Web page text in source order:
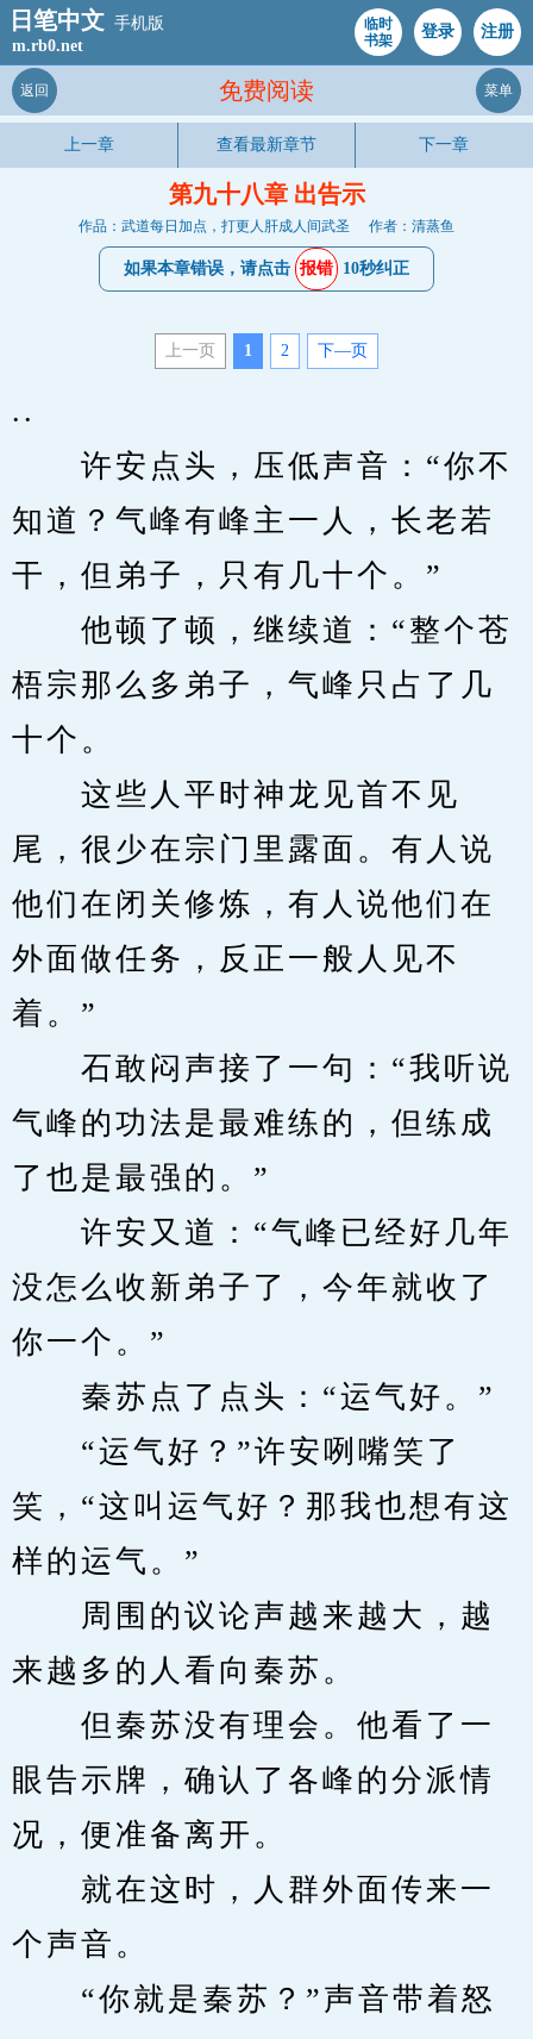
日笔中文 手机版
m.rb0.net
临时
书架
登录 注册
免费阅读
返回 菜单
上一章 查看最新章节 下一章
第九十八章 出告示
作品：武道每日加点，打更人肝成人间武圣 作者：清蒸鱼
如果本章错误，请点击 报错 10秒纠正
上一页 1 2 下—页
..
许安点头，压低声音：“你不
知道？气峰有峰主一人，长老若
干，但弟子，只有几十个。”
他顿了顿，继续道：“整个苍
梧宗那么多弟子，气峰只占了几
十个。
这些人平时神龙见首不见
尾，很少在宗门里露面。有人说
他们在闭关修炼，有人说他们在
外面做任务，反正一般人见不
着。”
石敢闷声接了一句：“我听说
气峰的功法是最难练的，但练成
了也是最强的。”
许安又道：“气峰已经好几年
没怎么收新弟子了，今年就收了
你一个。”
秦苏点了点头：“运气好。”
“运气好？”许安咧嘴笑了
笑，“这叫运气好？那我也想有这
样的运气。”
周围的议论声越来越大，越
来越多的人看向秦苏。
但秦苏没有理会。他看了一
眼告示牌，确认了各峰的分派情
况，便准备离开。
就在这时，人群外面传来一
个声音。
“你就是秦苏？”声音带着怒